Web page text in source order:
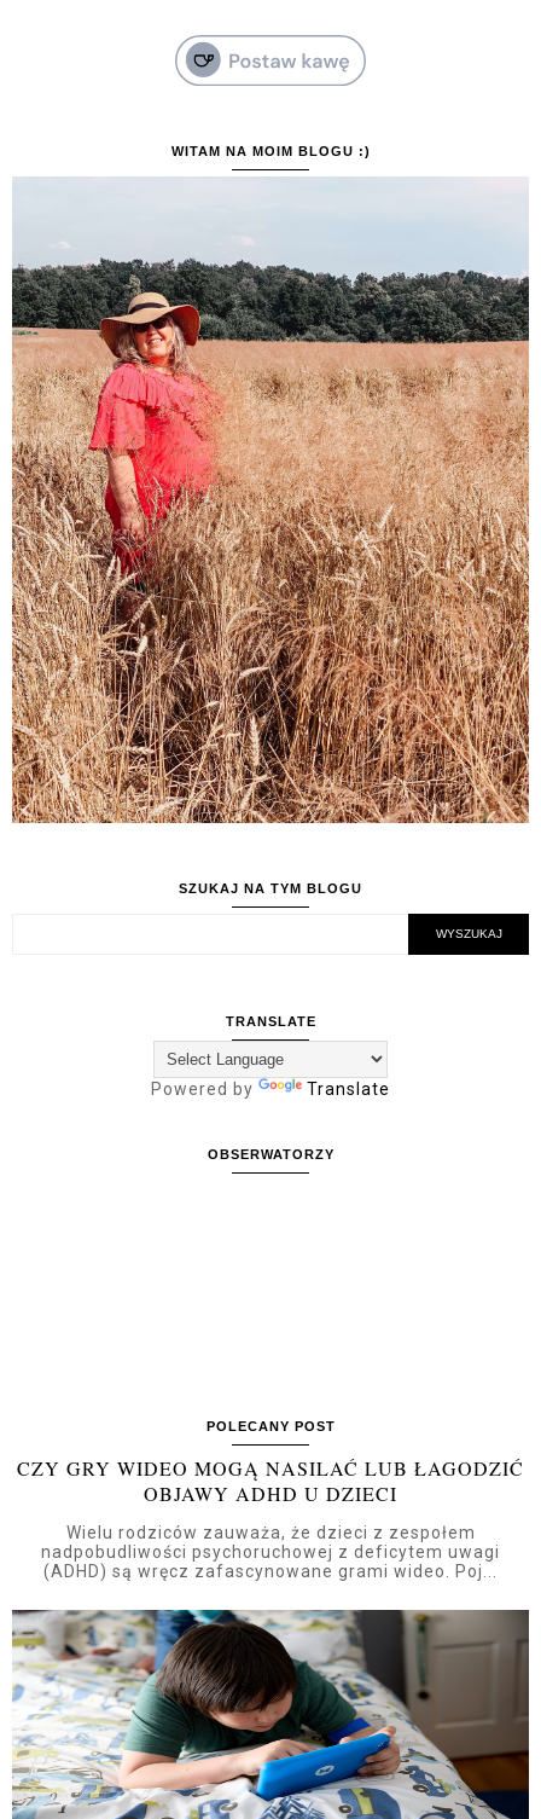
WITAM NA MOIM BLOGU :)
SZUKAJ NA TYM BLOGU
TRANSLATE
Powered by Translate
OBSERWATORZY
POLECANY POST
CZY GRY WIDEO MOGĄ NASILAĆ LUB ŁAGODZIĆ
OBJAWY ADHD U DZIECI
Wielu rodziców zauważa, że dzieci z zespołem
nadpobudliwości psychoruchowej z deficytem uwagi
(ADHD) są wręcz zafascynowane grami wideo. Poj...